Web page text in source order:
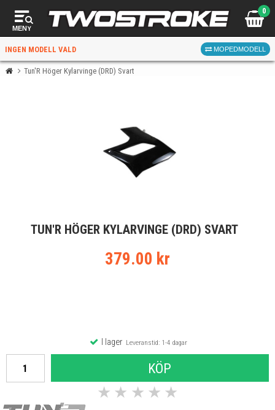
MENY
0
INGEN MODELL VALD MOPEDMODELL
När du valt kommer butiken visa delar för vald moped
Tun'R Höger Kylarvinge (DRD) Svart
TUN'R HÖGER KYLARVINGE (DRD) SVART
379.00 kr
I lagerLeveranstid: 1-4 dagar
KÖP
★ ★ ★ ★ ★